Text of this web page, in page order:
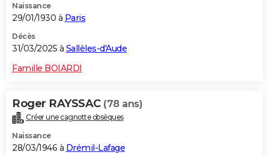
Naissance
29/01/1930 à Paris
Décès
31/03/2025 à Sallèles-d'Aude
Famille BOIARDI
Roger RAYSSAC (78 ans)
Créer une cagnotte obsèques
Naissance
28/03/1946 à Drémil-Lafage